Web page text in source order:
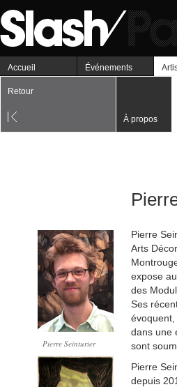
Accueil Événements
Retour
À propos
Pierre Seinturier
Pierre
Arts
expose
des
Ses
évoquent,
dans une
sont
Pierre
depuis